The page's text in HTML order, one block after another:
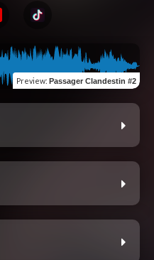
Preview: Passager Clandestin #2